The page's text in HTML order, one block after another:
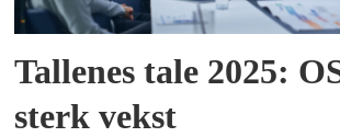
Tallenes tale 2025:
sterk vekst